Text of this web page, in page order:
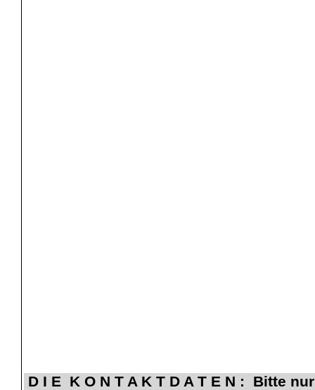
D I E K O N T A K T D A T E N : Bitte